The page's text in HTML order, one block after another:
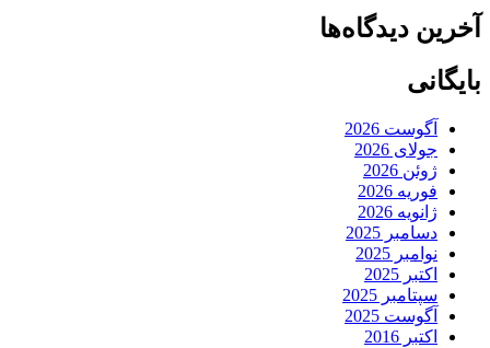
آخرین دیدگاه‌ها
بایگانی
آگوست 2026
جولای 2026
ژوئن 2026
فوریه 2026
ژانویه 2026
دسامبر 2025
نوامبر 2025
اکتبر 2025
سپتامبر 2025
آگوست 2025
اکتبر 2016